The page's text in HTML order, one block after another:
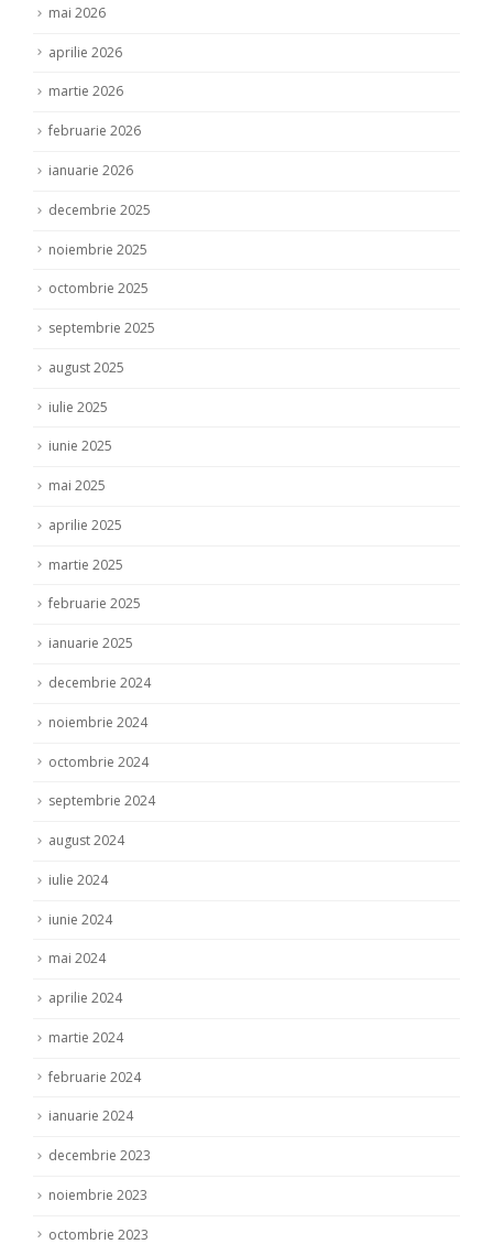
mai 2026
aprilie 2026
martie 2026
februarie 2026
ianuarie 2026
decembrie 2025
noiembrie 2025
octombrie 2025
septembrie 2025
august 2025
iulie 2025
iunie 2025
mai 2025
aprilie 2025
martie 2025
februarie 2025
ianuarie 2025
decembrie 2024
noiembrie 2024
octombrie 2024
septembrie 2024
august 2024
iulie 2024
iunie 2024
mai 2024
aprilie 2024
martie 2024
februarie 2024
ianuarie 2024
decembrie 2023
noiembrie 2023
octombrie 2023